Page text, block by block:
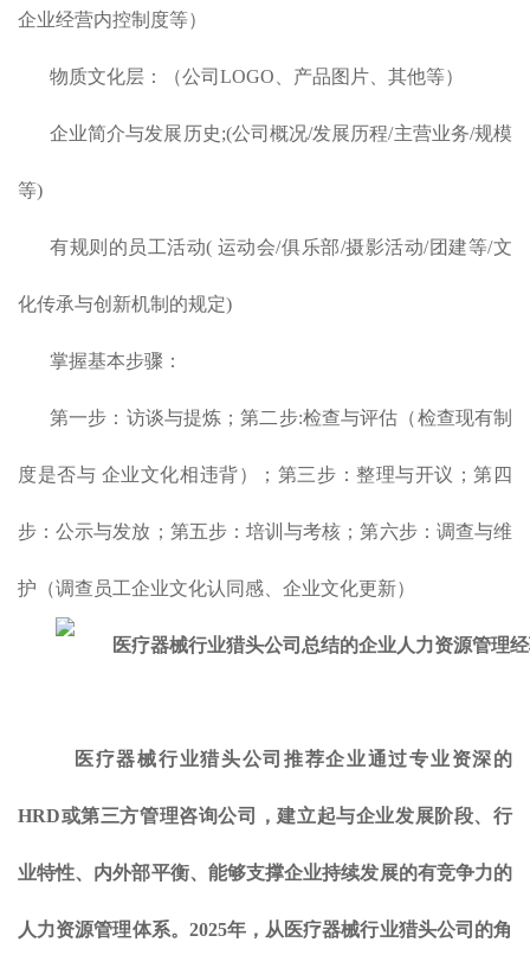
企业经营内控制度等）
物质文化层：（公司LOGO、产品图片、其他等）
企业简介与发展历史;(公司概况/发展历程/主营业务/规模
等)
有规则的员工活动( 运动会/俱乐部/摄影活动/团建等/文
化传承与创新机制的规定)
掌握基本步骤：
第一步：访谈与提炼；第二步:检查与评估（检查现有制
度是否与 企业文化相违背）；第三步：整理与开议；第四
步：公示与发放；第五步：培训与考核；第六步：调查与维
护（调查员工企业文化认同感、企业文化更新）
医疗器械行业猎头公司推荐企业通过专业资深的
HRD或第三方管理咨询公司，建立起与企业发展阶段、行
业特性、内外部平衡、能够支撑企业持续发展的有竞争力的
人力资源管理体系。2025年，从医疗器械行业猎头公司的角